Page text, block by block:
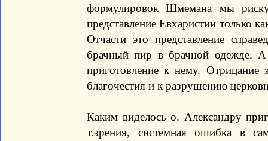
формулировок Шмемана мы
представление Евхаристии только
Отчасти это представление
брачный пир в брачной одежде.
приготовление к нему. Отрицание
благочестия и к разрушению
Каким виделось о. Александру
т.зрения, системная ошибка в